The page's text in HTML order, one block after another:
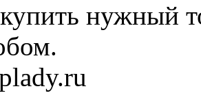
нужный